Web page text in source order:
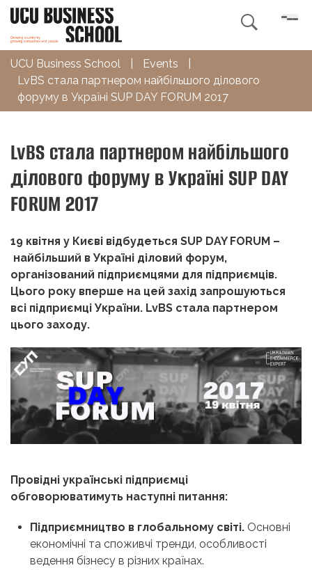

UCU Business School Events
LvBS стала партнером найбільшого ділового
форуму в Україні SUP DAY FORUM 2017
LvBS стала партнером найбільшого
ділового форуму в Україні SUP DAY
FORUM 2017
19 квітня у Києві відбудеться SUP DAY FORUM –
найбільший в Україні діловий форум,
організований підприємцями для підприємців.
Цього року вперше на цей захід запрошуються
всі підприємці України. LvBS стала партнером
цього заходу.
Провідні українські підприємці
обговорюватимуть наступні питання:
Підприємництво в глобальному світі. Основні
економічні та споживчі тренди, особливості
ведення бізнесу в різних країнах.